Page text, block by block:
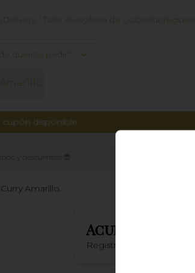
Delivery / Take AwayÁrea de Cobertura
quieres pedir?
cupón disponible
y descuentos 😎
Curry Amarillo.
Acumula
Regístrate, gana puntos